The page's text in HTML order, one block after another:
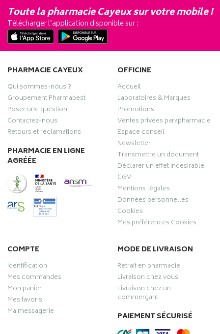
Toute la pharmacie Cayeux sur votre mobile !
Télécharger l’application disponible sur :
PHARMACIE CAYEUX
Qui sommes-nous ?
Groupement Pharmabest
Poser une question
Contactez-nous
Retours et réclamations
PHARMACIE EN LIGNE
AGRÉÉE
OFFICINE
Accueil
Laboratoires & Marques
Promotions
Ventes privées parapharmacie
Espace conseil
Newsletter
Transmettre un document
Déclarer un effet indésirable
CGV
Mentions légales
Données personnelles
Cookies
Mes préférences Cookies
COMPTE
Identification
Mes commandes
Mon panier
Mes favoris
Ma messagerie
MODE DE LIVRAISON
Retrait en pharmacie
Livraison chez vous
Livraison chez un
commerçant
PAIEMENT SÉCURISÉ